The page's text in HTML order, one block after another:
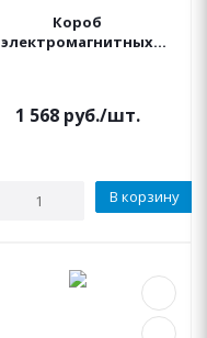
Короб
электромагнитных
1 568руб./шт.
В корзину